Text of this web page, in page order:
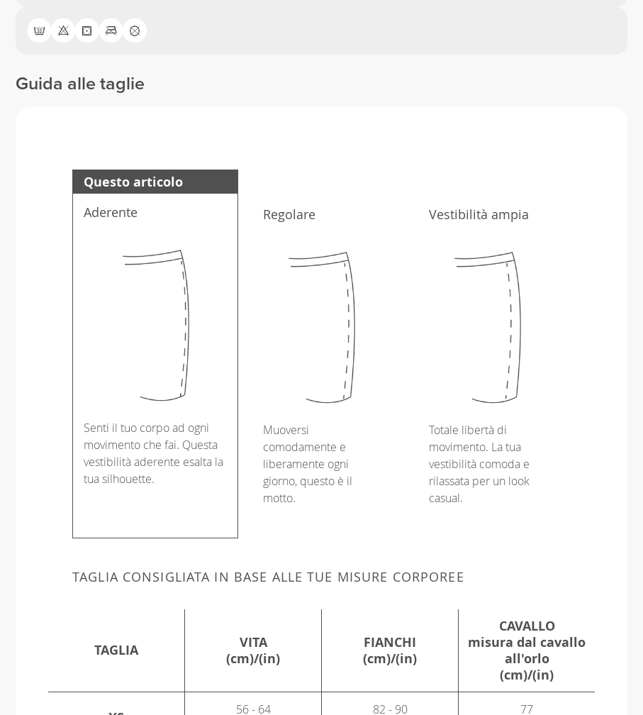
Guida alle taglie
Questo articolo
Aderente
Senti il tuo corpo ad ogni
movimento che fai. Questa
vestibilità aderente esalta la
tua silhouette.
Regolare
Muoversi
comodamente e
liberamente ogni
giorno, questo è il
motto.
Vestibilità ampia
Totale libertà di
movimento. La tua
vestibilità comoda e
rilassata per un look
casual.
TAGLIA CONSIGLIATA IN BASE ALLE TUE MISURE CORPOREE
TAGLIA
VITA
(cm)/(in)
FIANCHI
(cm)/(in)
CAVALLO
misura dal cavallo
all'orlo
(cm)/(in)
56 - 64
82 - 90
77